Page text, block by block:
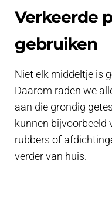
Verkeerde
gebruiken
Niet elk middeltje is
Daarom raden we
aan die grondig
kunnen bijvoorbeeld
rubbers of
verder van huis.